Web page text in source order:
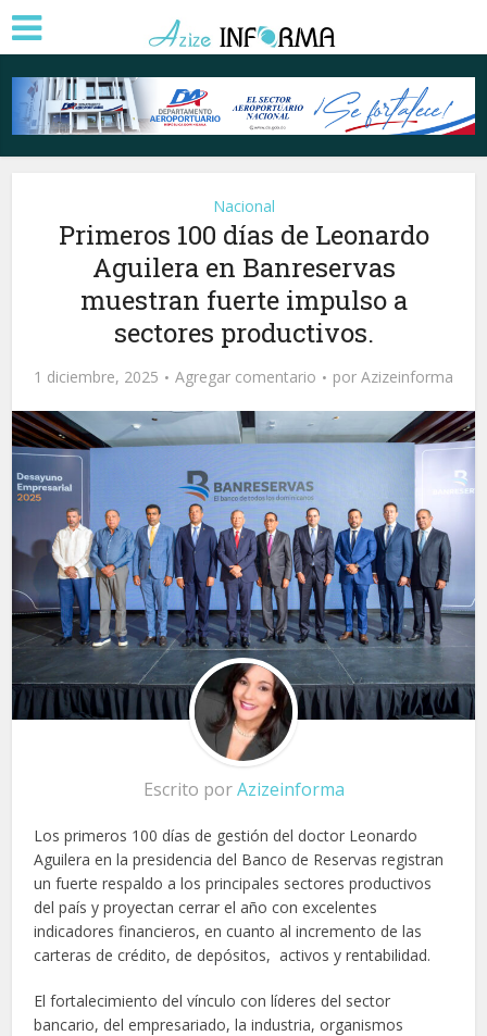
Nacional
Primeros 100 días de Leonardo
Aguilera en Banreservas
muestran fuerte impulso a
sectores productivos.
1 diciembre, 2025 Agregar comentario por Azizeinforma
Escrito porAzizeinforma
Los primeros 100 días de gestión del doctor Leonardo
Aguilera en la presidencia del Banco de Reservas registran
un fuerte respaldo a los principales sectores productivos
del país y proyectan cerrar el año con excelentes
indicadores financieros, en cuanto al incremento de las
carteras de crédito, de depósitos, activos y rentabilidad.
El fortalecimiento del vínculo con líderes del sector
bancario, del empresariado, la industria, organismos